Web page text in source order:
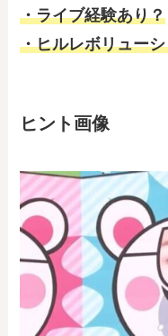
・ライブ経験あり？
・ヒルレボリュー
ヒント画像